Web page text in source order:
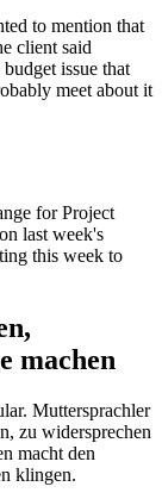
to mention that
client said
issue that
meet about it
for Project
last week's
this week to
machen
Muttersprachler
zu widersprechen
macht den
klingen.